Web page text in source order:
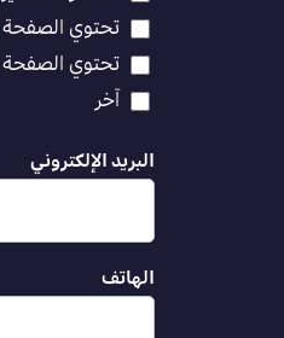
تحتوي الصفحة
تحتوي
آخر
البريد الإلكتروني
الهاتف